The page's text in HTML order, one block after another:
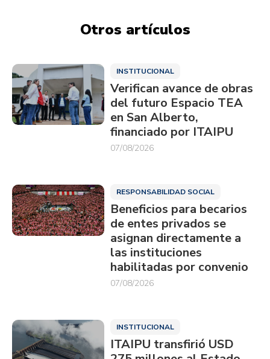
Otros artículos
INSTITUCIONAL
Verifican avance de obras
del futuro Espacio TEA
en San Alberto,
financiado por ITAIPU
07/08/2026
RESPONSABILIDAD SOCIAL
Beneficios para becarios
de entes privados se
asignan directamente a
las instituciones
habilitadas por convenio
07/08/2026
INSTITUCIONAL
ITAIPU transfirió USD